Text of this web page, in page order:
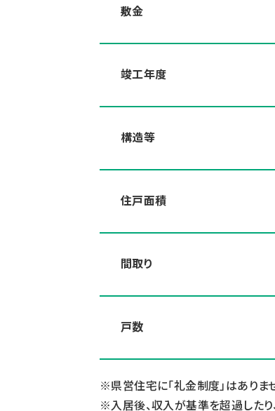
敷金
竣工年度
構造等
住戸面積
間取り
戸数
県営住宅に「礼金制度」はありま
入居後、収入が基準を超過した